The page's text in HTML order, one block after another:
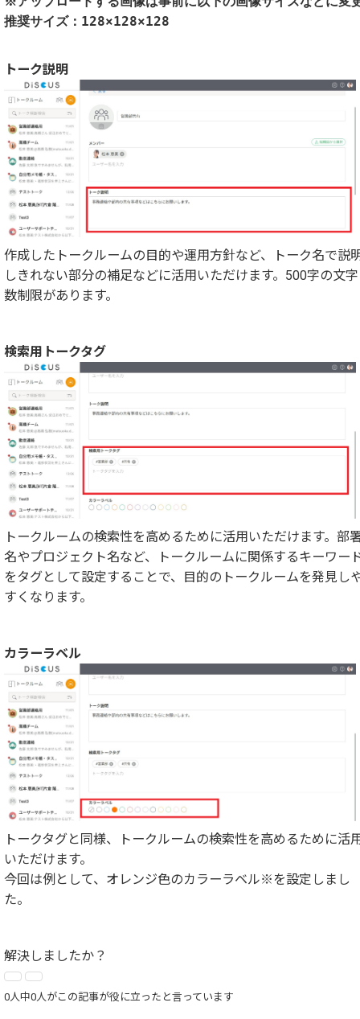
推奨サイズ：128×128×128
トーク説明
作成したトークルームの目的や運用方針など、トーク名で説
しきれない部分の補足などに活用いただけます。500字の文字
数制限があります。
検索用トークタグ
トークルームの検索性を高めるために活用いただけます。部
名やプロジェクト名など、トークルームに関係するキーワー
をタグとして設定することで、目的のトークルームを発見し
すくなります。
カラーラベル
トークタグと同様、トークルームの検索性を高めるために活
いただけます。
今回は例として、オレンジ色のカラーラベル※を設定しまし
た。
解決しましたか？
0人中0人がこの記事が役に立ったと言っています